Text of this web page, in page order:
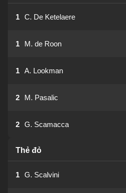
1 C. De Ketelaere
1 M. de Roon
1 A. Lookman
2 M. Pasalic
2 G. Scamacca
Thẻ đỏ
1 G. Scalvini